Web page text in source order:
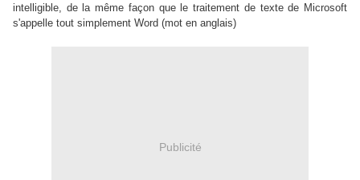
intelligible, de la même façon que le traitement de texte de Microsoft
s'appelle tout simplement Word (mot en anglais)
Publicité